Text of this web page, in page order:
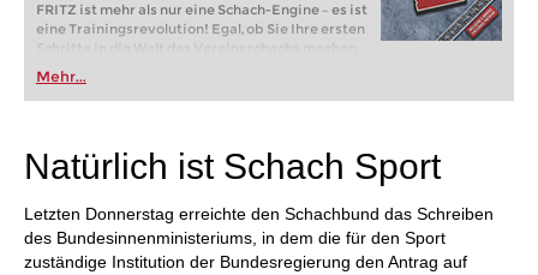
FRITZ ist mehr als nur eine Schach-Engine – es ist
eine Trainingsrevolution! Egal, ob Sie Ihre ersten
Schritte in die Welt des Vereinsschachs machen
oder bereits auf Turnierniveau spielen: Mit
FRITZ trainieren Sie effizienter, intelligenter und
individueller als je zuvor.
Mehr...
Natürlich ist Schach Sport
Letzten Donnerstag erreichte den Schachbund das Schreiben
des Bundesinnenministeriums, in dem die für den Sport
zuständige Institution der Bundesregierung den Antrag auf